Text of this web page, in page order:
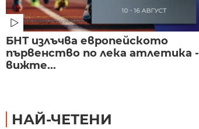
БНТ излъчва европейското
първенство по лека атлетика -
вижте...
НАЙ-ЧЕТЕНИ